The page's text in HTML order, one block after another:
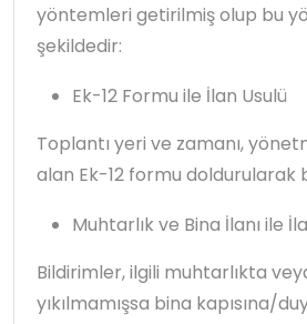
yöntemleri getirilmiş olup bu
şekildedir:
Ek-12 Formu ile İlan Usulü
Toplantı yeri ve zamanı,
alan Ek-12 formu doldurularak
Muhtarlık ve Bina İlanı ile
Bildirimler, ilgili muhtarlıkta
yıkılmamışsa bina kapısına/